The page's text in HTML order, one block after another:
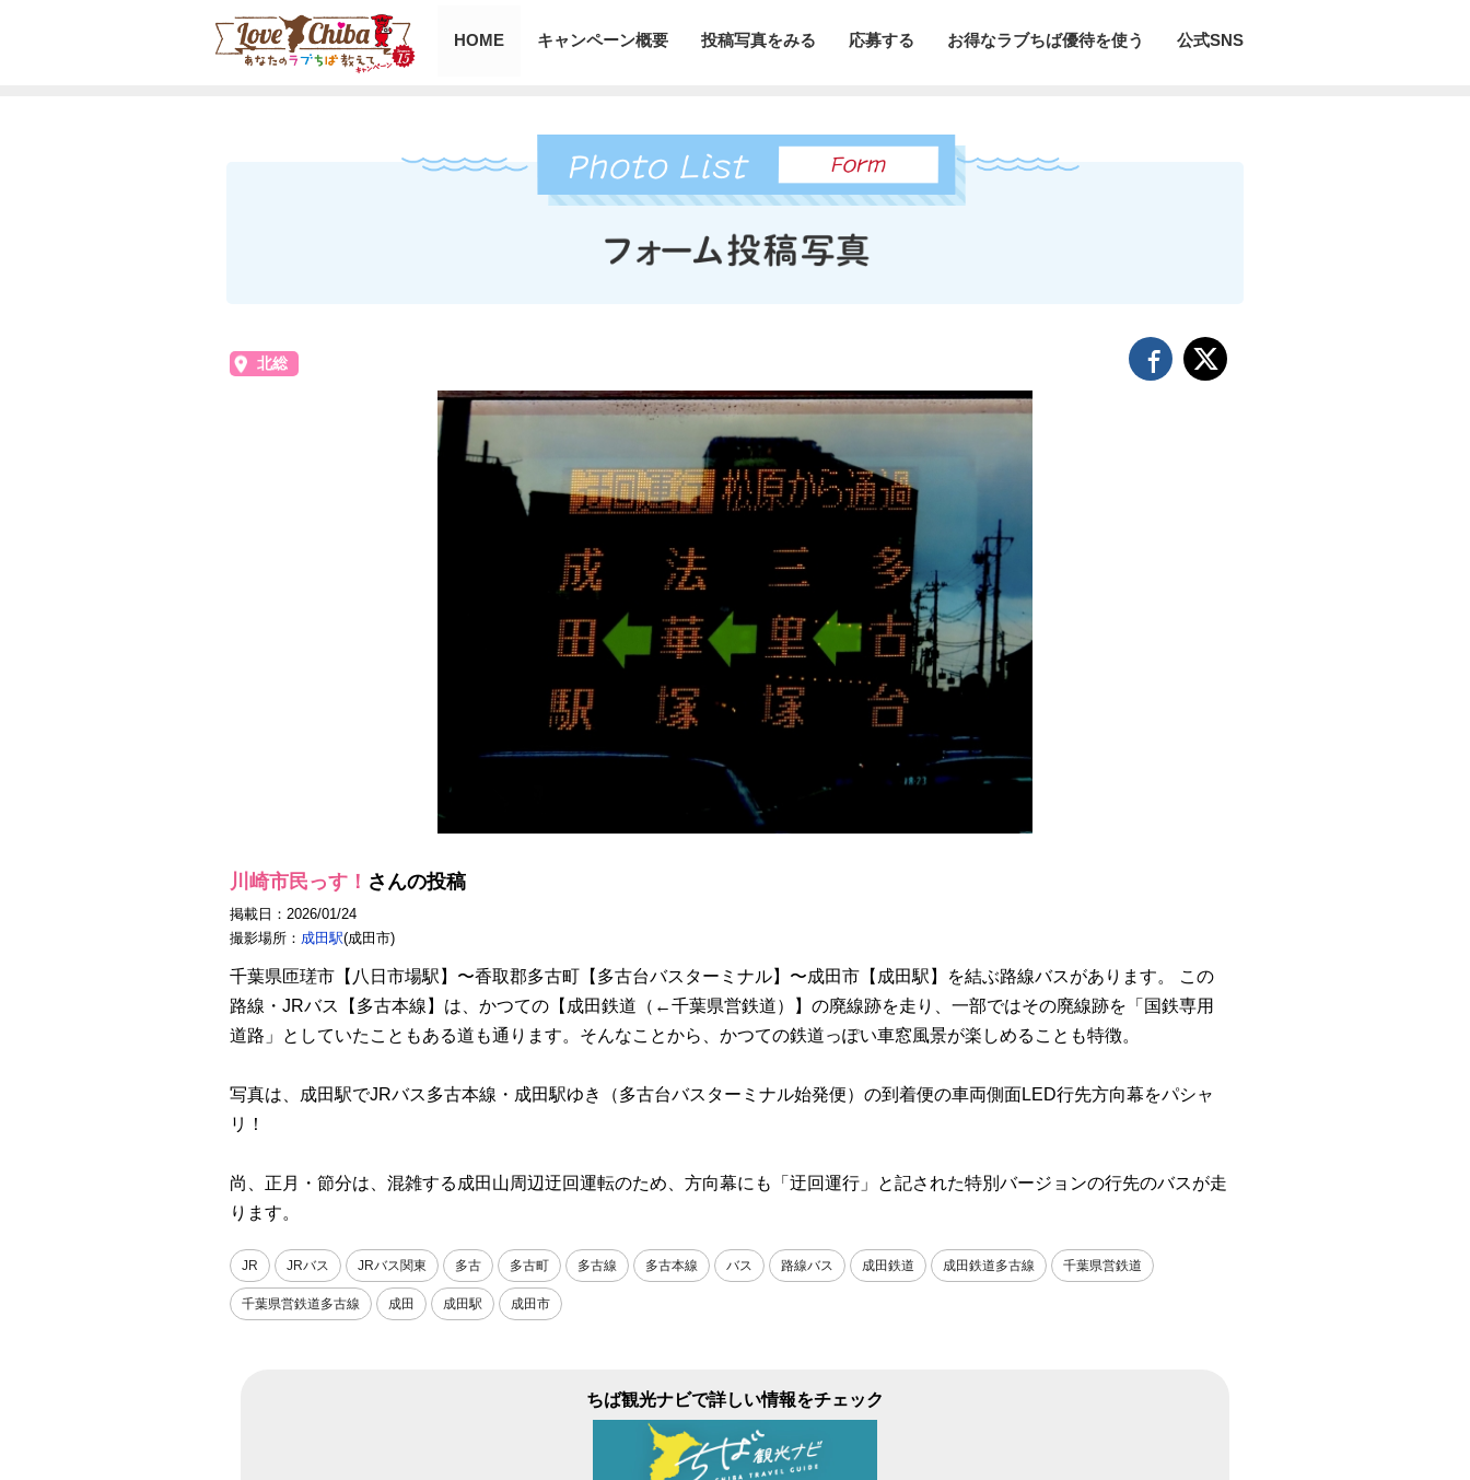
HOME キャンペーン概要 投稿写真をみる 応募する お得なラブちば優待を使う 公式SNS
北総
川崎市民っす！ さんの投稿
掲載日：2026/01/24
撮影場所： 成田駅(成田市)
千葉県匝瑳市【八日市場駅】〜香取郡多古町【多古台バスターミナル】〜成田市【成田駅】を結ぶ路線バスがあります。 この
路線・JRバス【多古本線】は、かつての【成田鉄道（←千葉県営鉄道）】の廃線跡を走り、一部ではその廃線跡を「国鉄専用
道路」としていたこともある道も通ります。そんなことから、かつての鉄道っぽい車窓風景が楽しめることも特徴。
写真は、成田駅でJRバス多古本線・成田駅ゆき（多古台バスターミナル始発便）の到着便の車両側面LED行先方向幕をパシャ
リ！
尚、正月・節分は、混雑する成田山周辺迂回運転のため、方向幕にも「迂回運行」と記された特別バージョンの行先のバスが走
ります。
JR JRバス JRバス関東 多古 多古町 多古線 多古本線 バス 路線バス 成田鉄道 成田鉄道多古線 千葉県営鉄道
千葉県営鉄道多古線 成田 成田駅 成田市
ちば観光ナビで詳しい情報をチェック